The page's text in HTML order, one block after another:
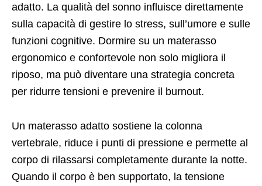
adatto. La qualità del sonno influisce direttamente
sulla capacità di gestire lo stress, sull’umore e sulle
funzioni cognitive. Dormire su un materasso
ergonomico e confortevole non solo migliora il
riposo, ma può diventare una strategia concreta
per ridurre tensioni e prevenire il burnout.
Un materasso adatto sostiene la colonna
vertebrale, riduce i punti di pressione e permette al
corpo di rilassarsi completamente durante la notte.
Quando il corpo è ben supportato, la tensione